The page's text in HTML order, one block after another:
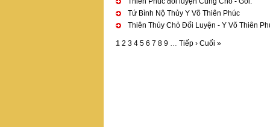
Tứ Bình Nộ Thủy Y Võ Thiên Phúc
Thiên Thủy Chỏ Đối Luyện - Y Võ Thiên
1 2 3 4 5 6 7 8 9 … Tiếp › Cuối »